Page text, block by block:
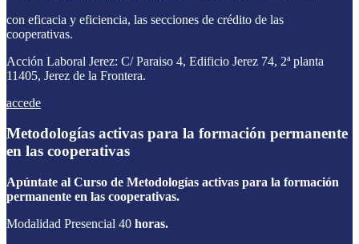
con eficacia y eficiencia, las secciones de crédito de las
cooperativas.
Acción Laboral Jerez: C/ Paraiso 4, Edificio Jerez 74, 2ª planta
11405, Jerez de la Frontera.
accede
Metodologías activas para la formación permanente
en las cooperativas
Apúntate al Curso de Metodologías activas para la formación
permanente en las cooperativas.
Modalidad Presencial 40 horas.